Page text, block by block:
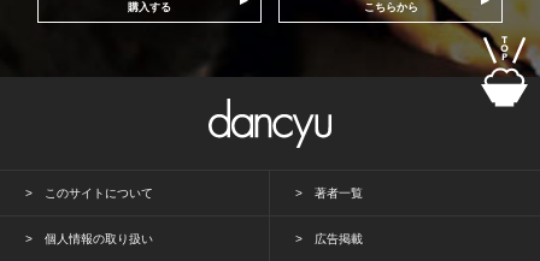
購入する
こちらから
このサイトについて 著者一覧
個人情報の取り扱い 広告掲載